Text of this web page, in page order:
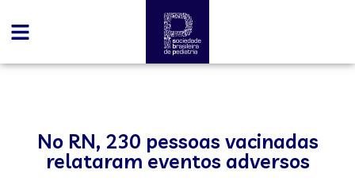
No RN, 230 pessoas vacinadas
relataram eventos adversos